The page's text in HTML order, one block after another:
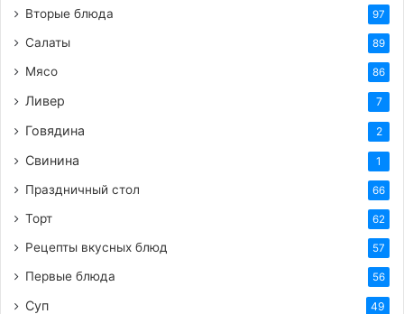
Вторые блюда 97
Салаты 89
Мясо 86
Ливер 7
Говядина 2
Свинина 1
Праздничный стол 66
Торт 62
Рецепты вкусных блюд 57
Первые блюда 56
Суп 49